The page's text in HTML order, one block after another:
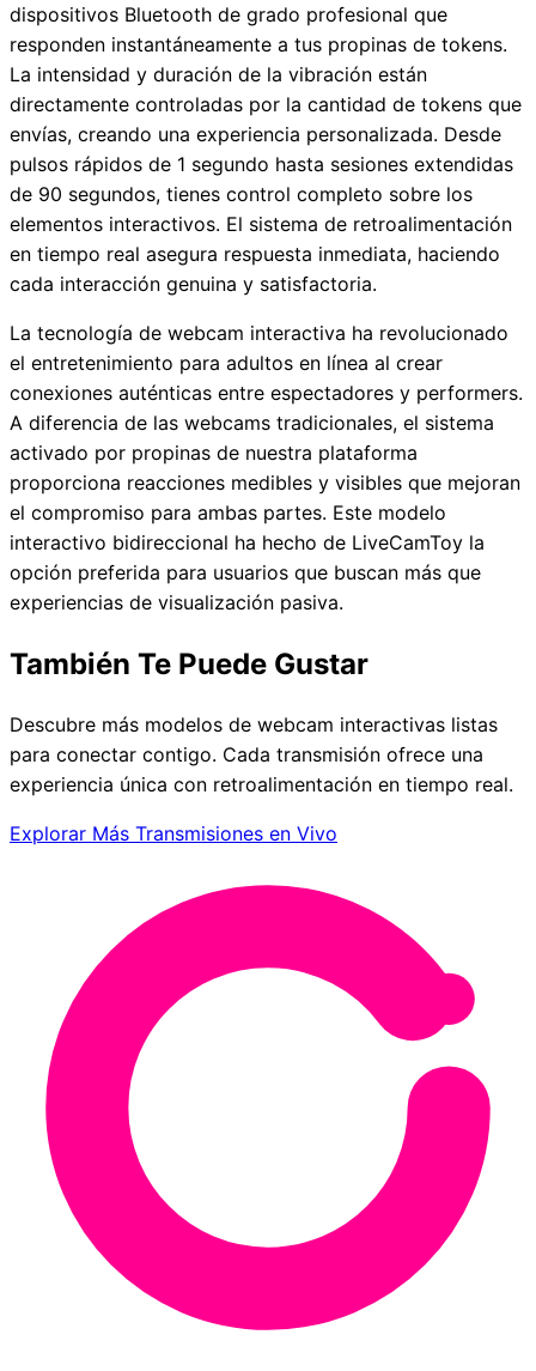
dispositivos Bluetooth de grado profesional que
responden instantáneamente a tus propinas de tokens.
La intensidad y duración de la vibración están
directamente controladas por la cantidad de tokens que
envías, creando una experiencia personalizada. Desde
pulsos rápidos de 1 segundo hasta sesiones extendidas
de 90 segundos, tienes control completo sobre los
elementos interactivos. El sistema de retroalimentación
en tiempo real asegura respuesta inmediata, haciendo
cada interacción genuina y satisfactoria.
La tecnología de webcam interactiva ha revolucionado
el entretenimiento para adultos en línea al crear
conexiones auténticas entre espectadores y performers.
A diferencia de las webcams tradicionales, el sistema
activado por propinas de nuestra plataforma
proporciona reacciones medibles y visibles que mejoran
el compromiso para ambas partes. Este modelo
interactivo bidireccional ha hecho de LiveCamToy la
opción preferida para usuarios que buscan más que
experiencias de visualización pasiva.
También Te Puede Gustar
Descubre más modelos de webcam interactivas listas
para conectar contigo. Cada transmisión ofrece una
experiencia única con retroalimentación en tiempo real.
Explorar Más Transmisiones en Vivo